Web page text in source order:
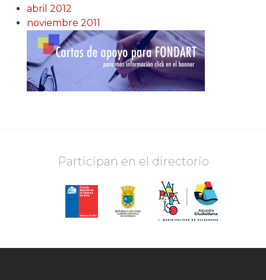
abril 2012
noviembre 2011
Participan en el directorio